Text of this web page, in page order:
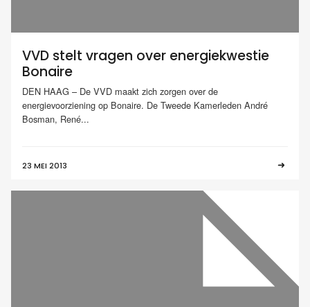
VVD stelt vragen over energiekwestie
Bonaire
DEN HAAG – De VVD maakt zich zorgen over de
energievoorziening op Bonaire. De Tweede Kamerleden André
Bosman, René...
23 MEI 2013